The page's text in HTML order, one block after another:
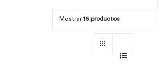
Mostrar 16 productos